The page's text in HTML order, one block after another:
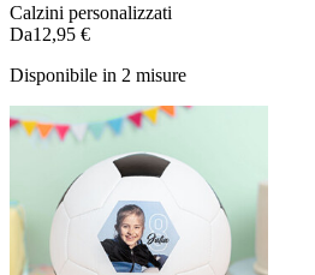
Calzini personalizzati
Da12,95 €
Disponibile in 2 misure